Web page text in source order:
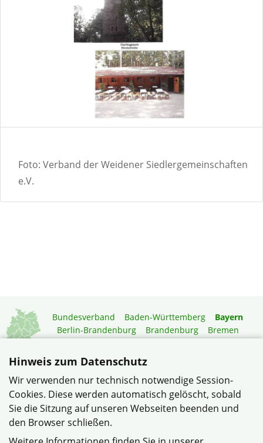
Foto: Verband der Weidener Siedlergemeinschaften
e.V.
Bundesverband Baden-Württemberg
Bayern
Berlin-Brandenburg
Brandenburg
Bremen
Niedersachsen
Rheinland-Pfalz
Saarland
Sachsen-Anhalt
Schleswig-Holstein
Thüringen
Mitgliedermagazin
Gartenberatung
© Kreisverband "Stadt Weiden" im Verband Wohneigentum
Hinweis zum Datenschutz
Wir verwenden nur technisch notwendige Session-
Cookies. Diese werden automatisch gelöscht, sobald
Sie die Sitzung auf unseren Webseiten beenden und
den Browser schließen.